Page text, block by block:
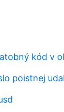
kód v
poistnej